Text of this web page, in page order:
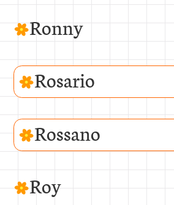
Ronny
Rosario
Rossano
Roy